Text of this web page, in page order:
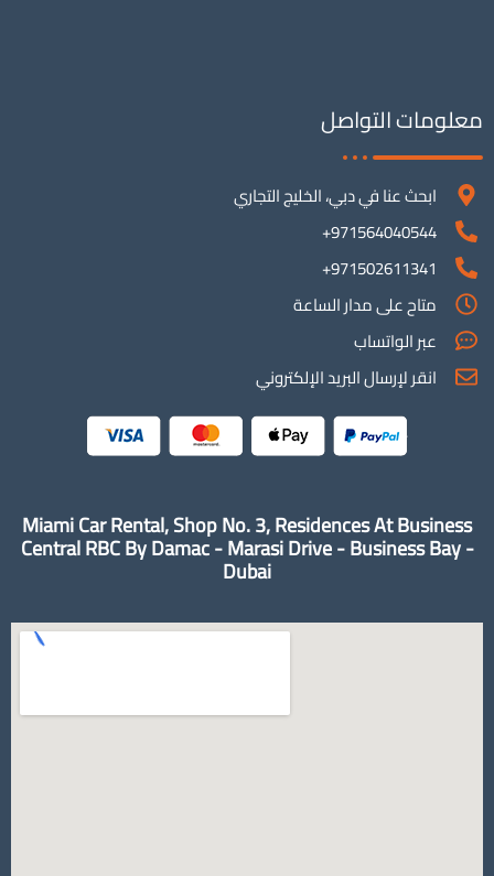
معلومات التواصل
ابحث عنا في دبي، الخليج التجاري
971564040544+
971502611341+
متاح على مدار الساعة
عبر الواتساب
انقر لإرسال البريد الإلكتروني
Miami Car Rental, Shop No. 3, Residences At Business
Central RBC By Damac - Marasi Drive - Business Bay -
Dubai